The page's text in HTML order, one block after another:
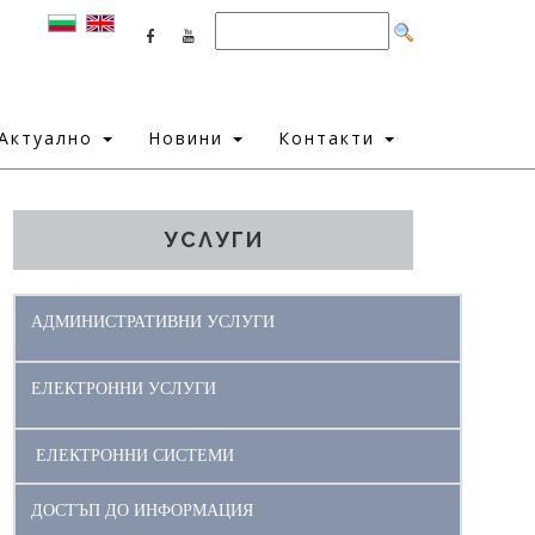
Новини Контакти
УСЛУГИ
АДМИНИСТРАТИВНИ УСЛУГИ
ЕЛЕКТРОННИ УСЛУГИ
ЕЛЕКТРОННИ СИСТЕМИ
ДОСТЪП ДО ИНФОРМАЦИЯ